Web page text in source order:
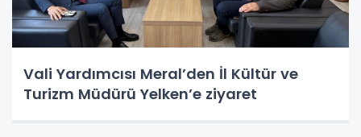
Vali Yardımcısı Meral’den İl Kültür ve
Turizm Müdürü Yelken’e ziyaret